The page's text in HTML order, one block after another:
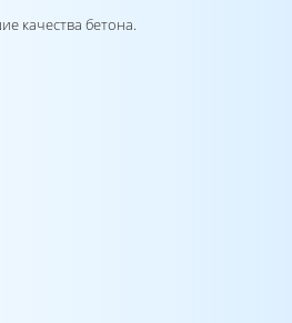
качества бетона.